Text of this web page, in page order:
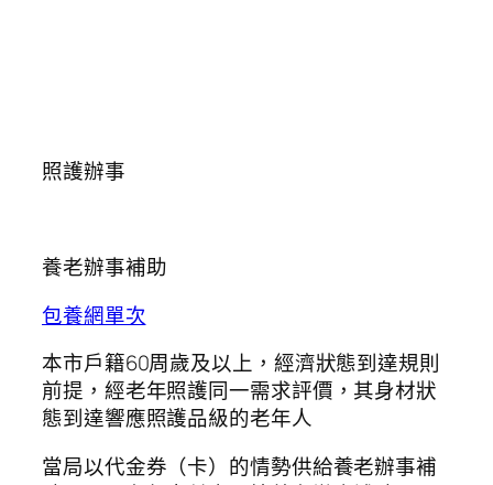
照護辦事
養老辦事補助
包養網單次
本市戶籍60周歲及以上，經濟狀態到達規則
前提，經老年照護同一需求評價，其身材狀
態到達響應照護品級的老年人
當局以代金券（卡）的情勢供給養老辦事補